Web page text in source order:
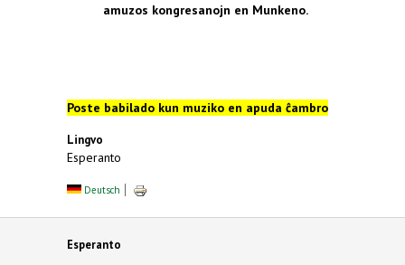
amuzos kongresanojn en Munkeno.
Poste babilado kun muziko en apuda ĉambro
Lingvo
Esperanto
Deutsch
Esperanto